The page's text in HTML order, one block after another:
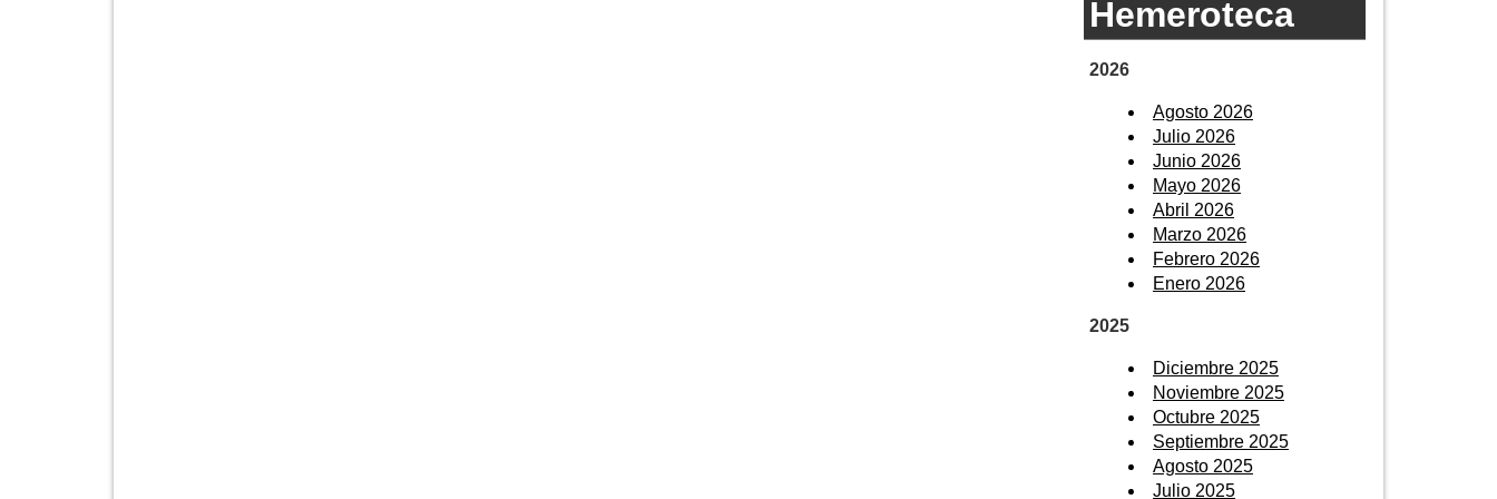
Hemeroteca
2026
Agosto 2026
Julio 2026
Junio 2026
Mayo 2026
Abril 2026
Marzo 2026
Febrero 2026
Enero 2026
2025
Diciembre 2025
Noviembre 2025
Octubre 2025
Septiembre 2025
Agosto 2025
Julio 2025